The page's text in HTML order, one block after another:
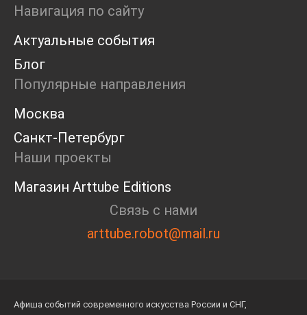
Ярмарка
Open call
Экскурсия
Дискуссия
Cosmoscow 2024
Blazar 2024
Встречи
Круглый стол
Навигация по сайту
Актуальные события
Блог
Популярные направления
Москва
Санкт-Петербург
Наши проекты
Магазин Arttube Editions
Связь с нами
arttube.robot@mail.ru
Афиша событий современного искусства России и СНГ,